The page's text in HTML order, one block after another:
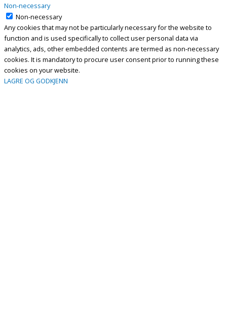
Non-necessary
Non-necessary
Any cookies that may not be particularly necessary for the website to
function and is used specifically to collect user personal data via
analytics, ads, other embedded contents are termed as non-necessary
cookies. It is mandatory to procure user consent prior to running these
cookies on your website.
LAGRE OG GODKJENN